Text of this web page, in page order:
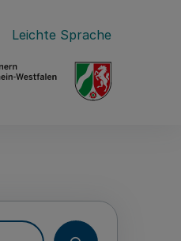
Leichte Sprache